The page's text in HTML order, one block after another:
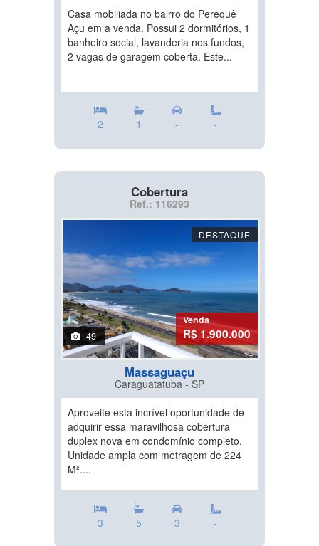
Casa mobiliada no bairro do Perequê
Açu em a venda. Possui 2 dormitórios, 1
banheiro social, lavanderia nos fundos,
2 vagas de garagem coberta. Este...
2 1 - -
Cobertura
Ref.: 116293
DESTAQUE
49
Venda
R$ 1.900.000
Massaguaçu
Caraguatatuba - SP
Aproveite esta incrível oportunidade de
adquirir essa maravilhosa cobertura
duplex nova em condomínio completo.
Unidade ampla com metragem de 224
M²....
3 5 3 -